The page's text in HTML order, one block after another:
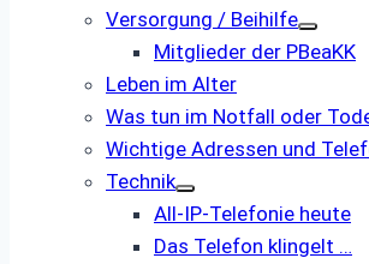
Versorgung / Beihilfe
Mitglieder der PBeaKK
Leben im Alter
Was tun im Notfall oder
Wichtige Adressen und
Technik
All-IP-Telefonie heute
Das Telefon klingelt …